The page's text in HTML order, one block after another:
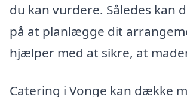
du kan vurdere. Således kan
på at planlægge dit
hjælper med at sikre, at
Catering i Vonge kan dække